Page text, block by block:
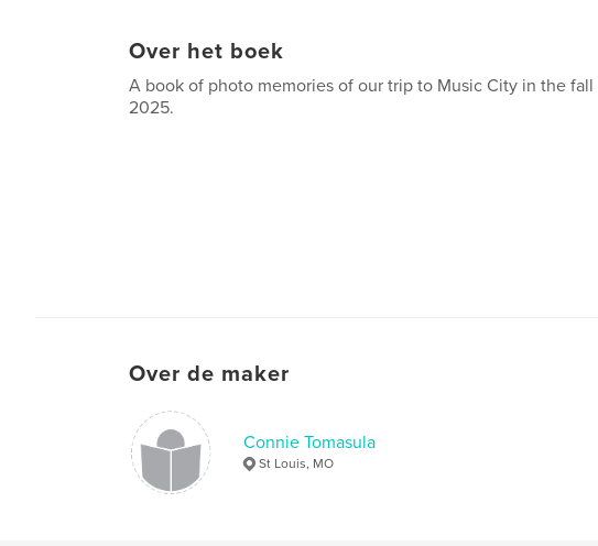
Over het boek
A book of photo memories of our trip to Music City in the fall
2025.
Over de maker
Connie Tomasula
St Louis, MO